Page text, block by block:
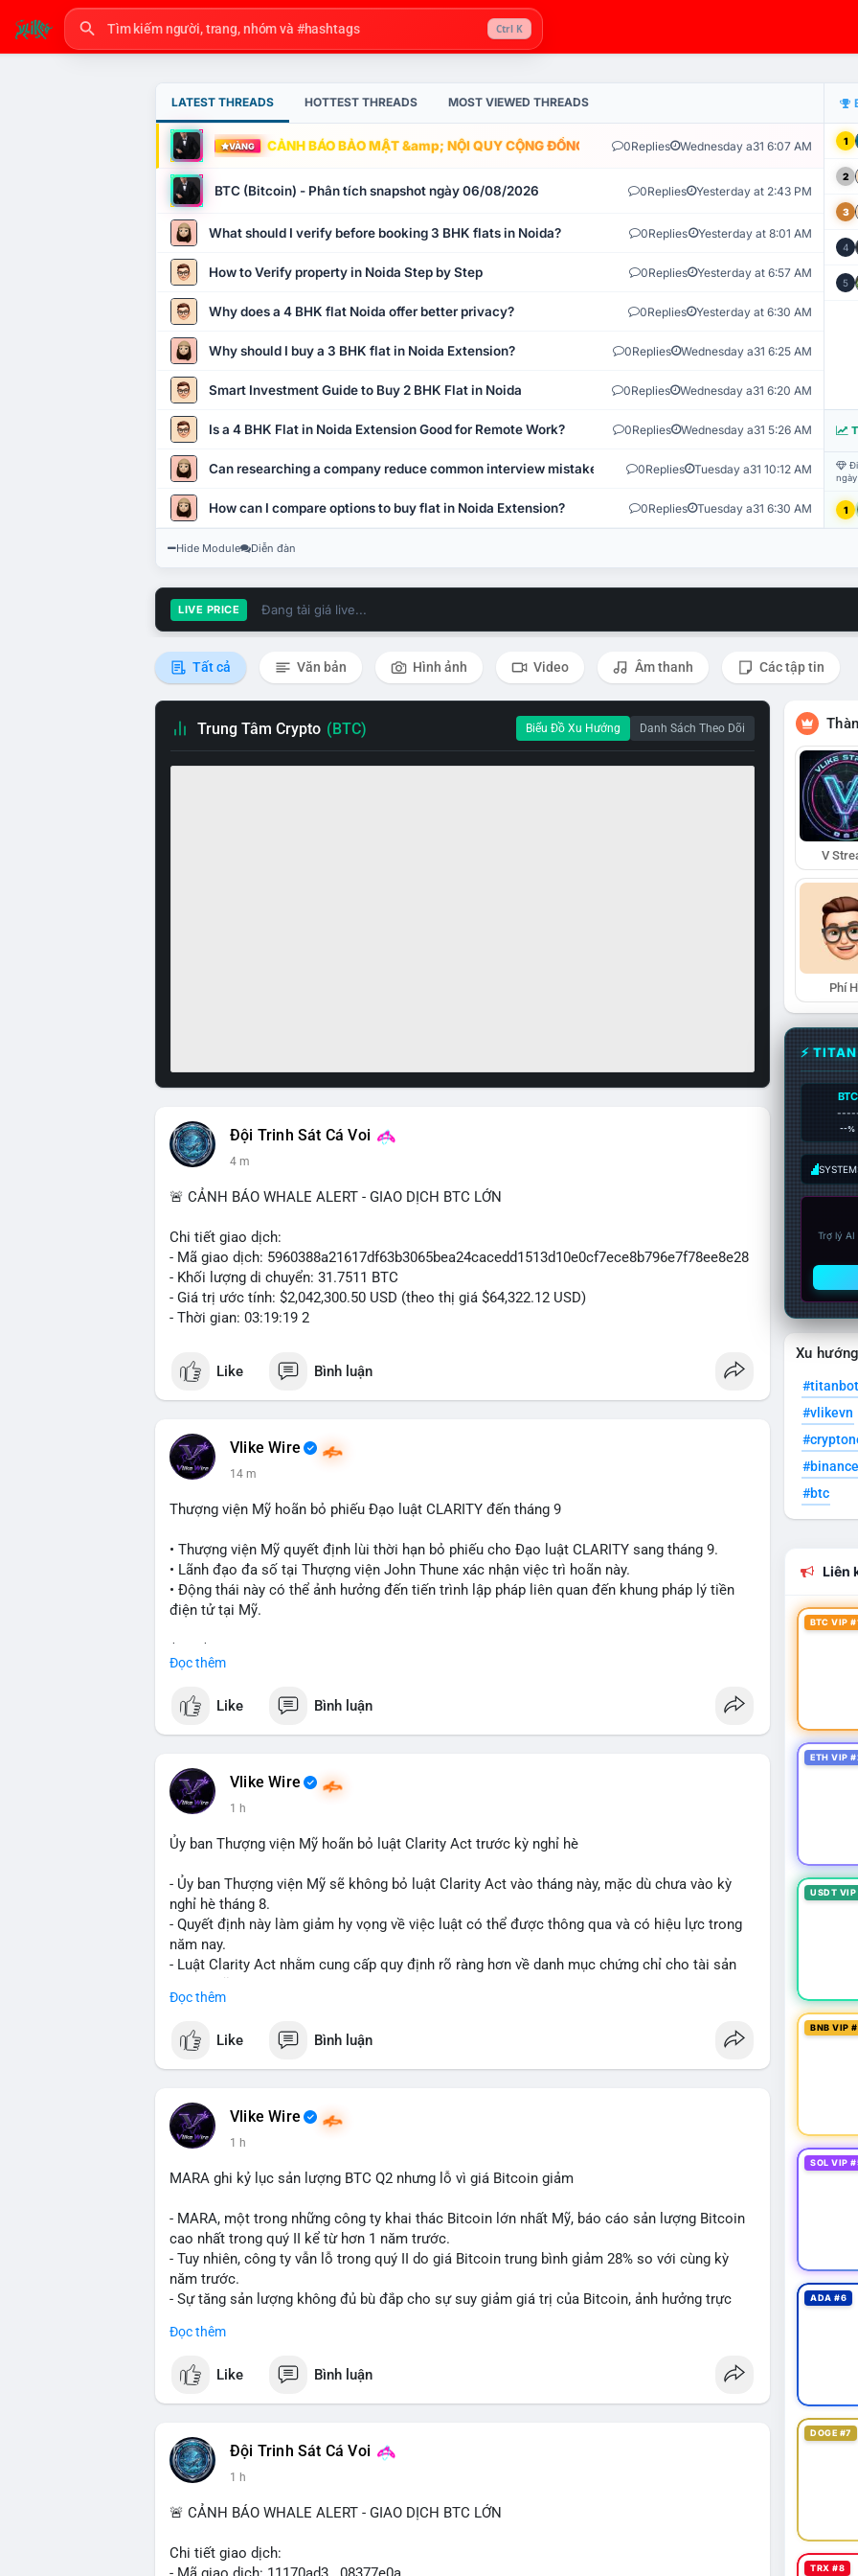
Ctrl K
LATEST THREADS HOTTEST THREADS MOST VIEWED THREADS
VÀNG CẢNH BÁO BẢO MẬT &amp; NỘI QUY CỘNG ĐỒNG VLIKE.VN: HỆ THỐNG GIÁM SÁT TỰ
0Replies Wednesday a31 6:07 AM
BTC (Bitcoin) - Phân tích snapshot ngày 06/08/2026 0Replies Yesterday at 2:43 PM
What should I verify before booking 3 BHK flats in Noida? 0Replies Yesterday at 8:01 AM
How to Verify property in Noida Step by Step 0Replies Yesterday at 6:57 AM
Why does a 4 BHK flat Noida offer better privacy? 0Replies Yesterday at 6:30 AM
Why should I buy a 3 BHK flat in Noida Extension? 0Replies Wednesday a31 6:25 AM
Smart Investment Guide to Buy 2 BHK Flat in Noida 0Replies Wednesday a31 6:20 AM
Is a 4 BHK Flat in Noida Extension Good for Remote Work? 0Replies Wednesday a31 5:26 AM
Can researching a company reduce common interview mistakes? 0Replies Tuesday a31 10:12 AM
How can I compare options to buy flat in Noida Extension? 0Replies Tuesday a31 6:30 AM
1
2
3
4
5
1
Hide Module Diễn đàn
LIVE PRICE Đang tải giá live...
Tất cả Văn bản Hình ảnh Video Âm thanh Các tập tin
Trung Tâm Crypto (BTC) Biểu Đồ Xu Hướng Danh Sách Theo Dõi
Đội Trinh Sát Cá Voi
4 m
🚨 CẢNH BÁO WHALE ALERT - GIAO DỊCH BTC LỚN
Chi tiết giao dịch:
- Mã giao dịch: 5960388a21617df63b3065bea24cacedd1513d10e0cf7ece8b796e7f78ee8e28
- Khối lượng di chuyển: 31.7511 BTC
- Giá trị ước tính: $2,042,300.50 USD (theo thị giá $64,322.12 USD)
- Thời gian: 03:19:19 2
Like Bình luận
Vlike Wire
14 m
Thượng viện Mỹ hoãn bỏ phiếu Đạo luật CLARITY đến tháng 9
• Thượng viện Mỹ quyết định lùi thời hạn bỏ phiếu cho Đạo luật CLARITY sang tháng 9.
• Lãnh đạo đa số tại Thượng viện John Thune xác nhận việc trì hoãn này.
• Động thái này có thể ảnh hưởng đến tiến trình lập pháp liên quan đến khung pháp lý tiền
điện tử tại Mỹ.
📰 Nguồn: Cointelegraph
Đọc thêm
Like Bình luận
Vlike Wire
1 h
Ủy ban Thượng viện Mỹ hoãn bỏ luật Clarity Act trước kỳ nghỉ hè
- Ủy ban Thượng viện Mỹ sẽ không bỏ luật Clarity Act vào tháng này, mặc dù chưa vào kỳ
nghỉ hè tháng 8.
- Quyết định này làm giảm hy vọng về việc luật có thể được thông qua và có hiệu lực trong
năm nay.
- Luật Clarity Act nhằm cung cấp quy định rõ ràng hơn về danh mục chứng chỉ cho tài sản
- Sự trì hoãn có thể ảnh hưởng đến sự tin tưởng của nhà đầu tư và phát triển thị trường
$btc $eth
#vlikevn
📰 Nguồn: CoinDesk
Đọc thêm
Like Bình luận
Vlike Wire
1 h
MARA ghi kỷ lục sản lượng BTC Q2 nhưng lỗ vì giá Bitcoin giảm
- MARA, một trong những công ty khai thác Bitcoin lớn nhất Mỹ, báo cáo sản lượng Bitcoin
cao nhất trong quý II kể từ hơn 1 năm trước.
- Tuy nhiên, công ty vẫn lỗ trong quý II do giá Bitcoin trung bình giảm 28% so với cùng kỳ
năm trước.
- Sự tăng sản lượng không đủ bù đắp cho sự suy giảm giá trị của Bitcoin, ảnh hưởng trực
#vlikevn #titanbot
📰 Nguồn: Cointelegraph
Đọc thêm
Like Bình luận
Đội Trinh Sát Cá Voi
1 h
🚨 CẢNH BÁO WHALE ALERT - GIAO DỊCH BTC LỚN
Chi tiết giao dịch:
V
Phí
⚡
BTC
--%
Trợ lý
Xu
#titanbot
#vlikevn
#btc
Liên
BTC VIP
ETH VIP
USDT
BNB VIP
SOL VIP
ADA #6
DOGE #7
TRX #8